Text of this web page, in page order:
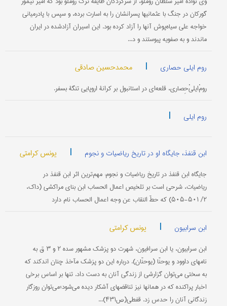
گورکان در جنگ با عثمانیها پسرانشان را به اسارت برده، و سپس با پادرمیانی
خواجه علی سیاه‌پوش آنها را آزاد کرده بود. این اسیران آزادشده در ایران
ماندند و به صفویه پیوستند و د...
روم ایلی حصاری | محمدحسین صادقی
رومْ‌ایلیْ‌حِصاری، قلعه‌ای در استانبول بر کرانۀ اروپایی تنگۀ بسفر.
روم ایلی |
ابن قنفذ، جایگاه او در تاریخ ریاضیات و نجوم | یونس کرامتی
جایگاه ابن قنفذ در تاریخ ریاضیات و نجوم: مهم‌ترین اثر ابن قنفذ در
ریاضیات، شرحی است بر تلخیص اعمال الحساب ابن بنای مراکشی (داک،
۲/ ۵۰۱-۵۰۵) که حطّ النقاب عن وجه اعمال الحساب نام دارد
ابن سرابیون | یونس کرامتی
ابن سرابیون، یا ابن سرافیون، شهرت دو پزشک مشهور سده ۲ و ۳ ق به
نامهای داوود و یوحنّا (یوحنّان). درباره این دو پزشک مآخذ چنان اندکند که
به سختی می‌توان گزارشی از زندگی آنان به دست داد. تنها بر اساس برخی
اخبار پراکنده که در همانها نیز تناقضهای آشکار دیده می‌شود؛می‌توان روزگار
زندگانی آنان را حدس زد. قفطی‌(ص۴۳۱)...